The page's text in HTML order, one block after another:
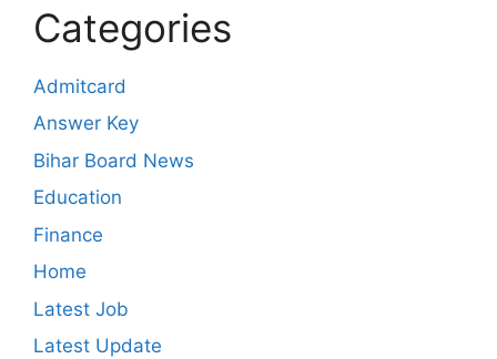
Categories
Admitcard
Answer Key
Bihar Board News
Education
Finance
Home
Latest Job
Latest Update